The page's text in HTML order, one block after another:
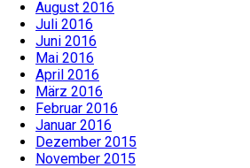
August 2016
Juli 2016
Juni 2016
Mai 2016
April 2016
März 2016
Februar 2016
Januar 2016
Dezember 2015
November 2015